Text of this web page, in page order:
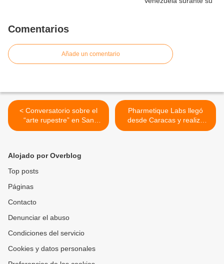
Comentarios
Añade un comentario
< Conversatorio sobre el
“arte rupestre” en San
Diego se desarrolló con
Pharmetique Labs llegó
desde Caracas y realizó
jornada médica en comedor
Alojado por Overblog
Top posts
Páginas
Contacto
Denunciar el abuso
Condiciones del servicio
Cookies y datos personales